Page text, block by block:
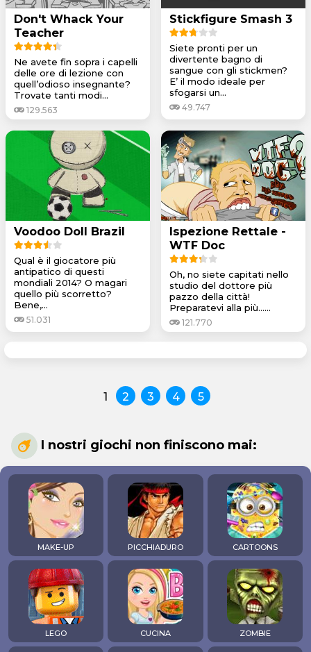
Don't Whack Your
Teacher
Ne avete fin sopra i capelli
delle ore di lezione con
quell’odioso insegnante?
Trovate tanti modi...
129.563
Stickfigure Smash 3
Siete pronti per un
divertente bagno di
sangue con gli stickmen?
E’ il modo ideale per
sfogarsi un...
49.747
Voodoo Doll Brazil
Qual è il giocatore più
antipatico di questi
mondiali 2014? O magari
quello più scorretto?
Bene,...
51.031
Ispezione Rettale -
WTF Doc
Oh, no siete capitati nello
studio del dottore più
pazzo della città!
Preparatevi alla più…...
121.770
1 2 3 4 5
I nostri giochi non finiscono mai:
MAKE-UP PICCHIADURO CARTOONS
LEGO CUCINA ZOMBIE